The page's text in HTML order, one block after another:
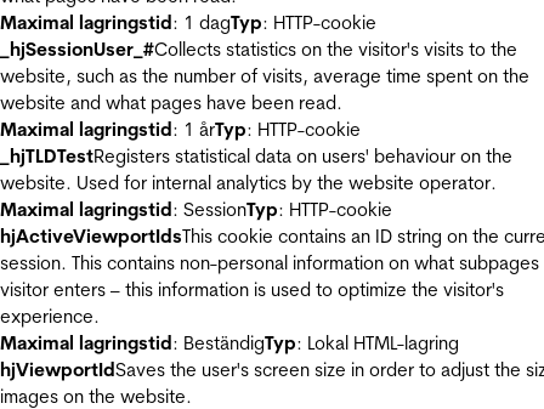
Maximal lagringstid: 1 dagTyp: HTTP-cookie
_hjSessionUser_#Collects statistics on the visitor's visits to the
website, such as the number of visits, average time spent on the
website and what pages have been read.
Maximal lagringstid: 1 årTyp: HTTP-cookie
_hjTLDTestRegisters statistical data on users' behaviour on the
website. Used for internal analytics by the website operator.
Maximal lagringstid: SessionTyp: HTTP-cookie
hjActiveViewportIdsThis cookie contains an ID string on the
session. This contains non-personal information on what
visitor enters – this information is used to optimize the visitor's
experience.
Maximal lagringstid: BeständigTyp: Lokal HTML-lagring
hjViewportIdSaves the user's screen size in order to adjust the
images on the website.